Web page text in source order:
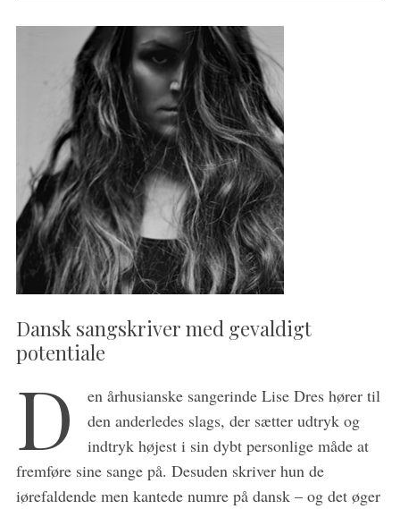
Dansk sangskriver med gevaldigt
potentiale
D
en århusianske sangerinde Lise Dres hører til
den anderledes slags, der sætter udtryk og
indtryk højest i sin dybt personlige måde at
fremføre sine sange på. Desuden skriver hun de
iørefaldende men kantede numre på dansk – og det øger
S
e
r
c